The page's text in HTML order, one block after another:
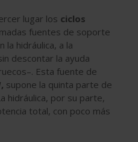
lugar los ciclos
fuentes de soporte
la hidráulica, a la
descontar la ayuda
Esta fuente de
supone la quinta parte de
hidráulica, por su parte,
total, con poco más